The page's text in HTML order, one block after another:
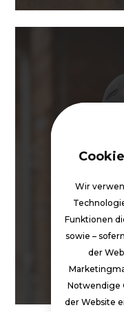
Wir
Funktionen
sowie –
der
Notwendige
der Website